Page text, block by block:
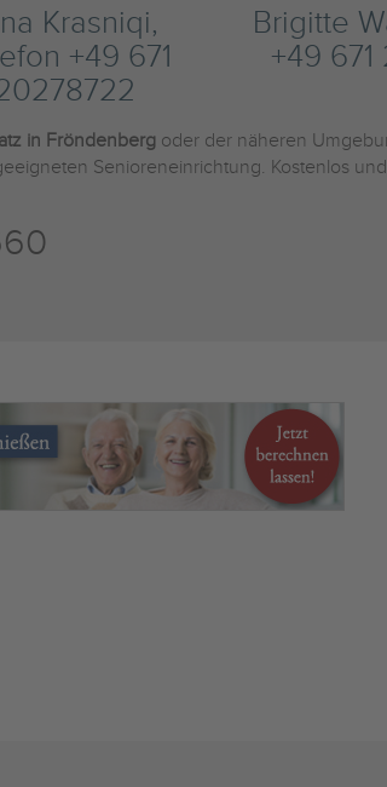
Krasniqi,
+49 671
Brigitte
+49
in Fröndenberg oder der näheren
Senioreneinrichtung. Kostenlos